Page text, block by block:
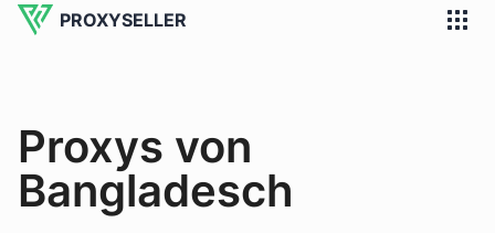
PROXYSELLER
Proxys von
Bangladesch